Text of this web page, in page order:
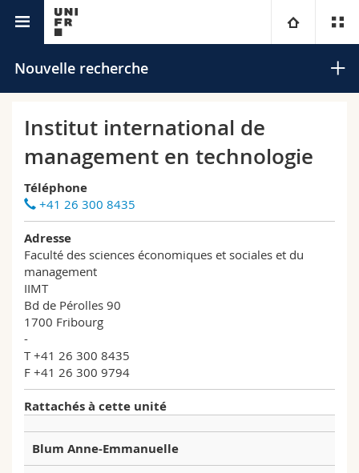
Université
Campus
Recherche
Université
Formation continue
Théologie
Droit
Sciences économiques et sociales et management
Lettres et sciences humaines
Sciences de l'éducation et de la formation
Sciences et médecine
Interfacultaire
Vous êtes
Futurs étudiants
Etudiants
Médias
Chercheurs
Collaborateurs
Doctorants
Ressources
Annuaire du personnel
Plan d'accès
Bibliothèques
Webmail
Programme des cours
MyUnifr
Nouvelle recherche
Rechercher
Recherche avancée
Institut international de
management en technologie
Téléphone
+41 26 300 8435
Adresse
Faculté des sciences économiques et sociales et du
management
IIMT
Bd de Pérolles 90
1700 Fribourg
-
T +41 26 300 8435
F +41 26 300 9794
Rattachés à cette unité
Blum Anne-Emmanuelle